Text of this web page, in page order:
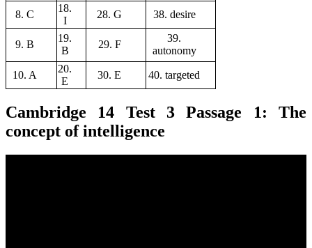
8. C
18.
I
28. G 38. desire
9. B
19.
B
29. F
39.
autonomy
10. A
20.
E
30. E 40. targeted
Cambridge 14 Test 3 Passage 1: The
concept of intelligence